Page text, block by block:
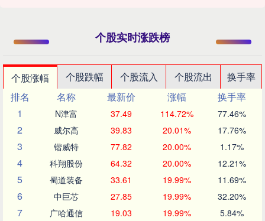
个股实时涨跌榜
个股涨幅 个股跌幅 个股流入 个股流出
换手率
排名
名称 最新价 涨幅
换手率
1
N津富 37.49 114.72% 77.46%
2 威尔高 39.83 20.01% 17.76%
3 锴威特 77.82 20.00% 1.17%
4 科翔股份 64.32 20.00% 12.21%
5 蜀道装备 33.61 19.99% 11.69%
6 中巨芯 27.85 19.99% 32.20%
7 广哈通信 19.03 19.99% 5.84%